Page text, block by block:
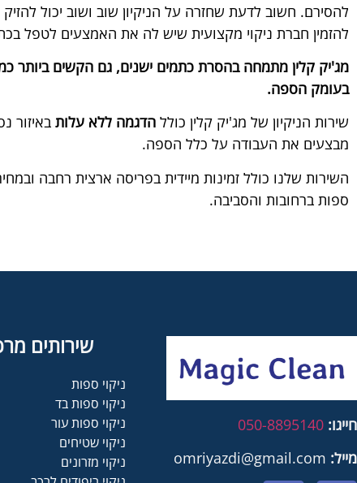
להסירם. חשוב לדעת שחזרה על הניקיון שוב ושוב יכול
להזמין חברת ניקוי מקצועית שיש לה את האמצעים לטפל
מג'יק קלין מתמחה בהסרת כתמים ישנים, גם הקשים ביותר
בעומק הספה.
שירות הניקיון של מג'יק קלין כולל הדגמה ללא עלות באיזור
מבצעים את העבודה על כלל הספה.
השירות שלנו כולל זמינות מיידית בפריסה ארצית רחבה
ספות ברחובות והסביבה.
חייגו: 050-8895140
מייל:
שירותים
ניקוי ספות
ניקוי ספות בד
ניקוי ספות עור
ניקוי שטיחים
ניקוי מזרונים